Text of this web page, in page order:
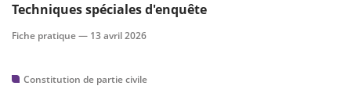
Techniques spéciales d'enquête
Fiche pratique — 13 avril 2026
Constitution de partie civile